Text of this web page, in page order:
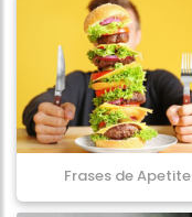
Frases de Apetite